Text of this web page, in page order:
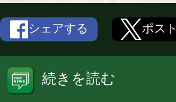
シェアする ポス
続きを読む